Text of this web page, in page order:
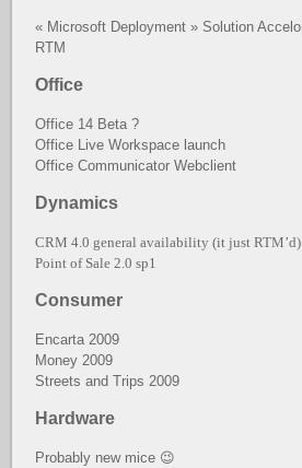
« Microsoft Deployment » Solution
RTM
Office
Office 14 Beta ?
Office Live Workspace launch
Office Communicator Webclient
Dynamics
CRM 4.0 general availability (it just RTM’d)
Point of Sale 2.0 sp1
Consumer
Encarta 2009
Money 2009
Streets and Trips 2009
Hardware
Probably new mice 😉